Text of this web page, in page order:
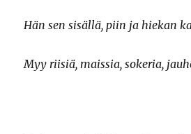
Hän sen sisällä, piin ja hiekan
Myy riisiä, maissia, sokeria,